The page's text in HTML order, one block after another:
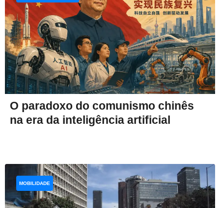
O paradoxo do comunismo chinês
na era da inteligência artificial
MOBILIDADE